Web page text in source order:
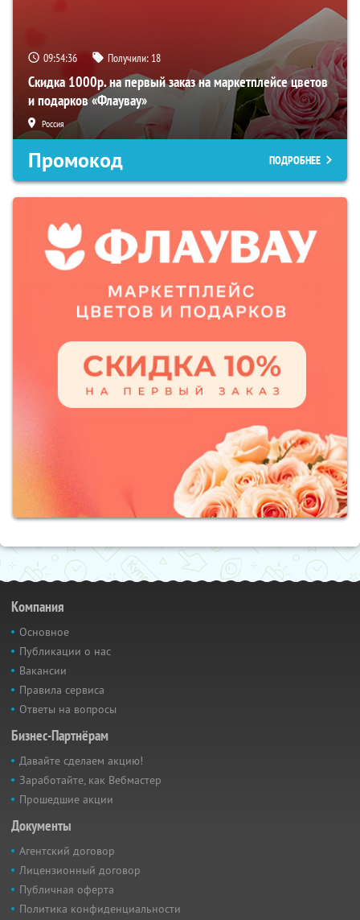
09:54:35 Получили: 18
Скидка 1000р. на первый заказ на маркетплейсе цветов
и подарков «Флаувау»
Россия
Промокод ПОДРОБНЕЕ
Компания
Основное
Публикации о нас
Вакансии
Правила сервиса
Ответы на вопросы
Бизнес-Партнёрам
Давайте сделаем акцию!
Заработайте, как Вебмастер
Прошедшие акции
Документы
Агентский договор
Лицензионный договор
Публичная оферта
Политика конфиденциальности